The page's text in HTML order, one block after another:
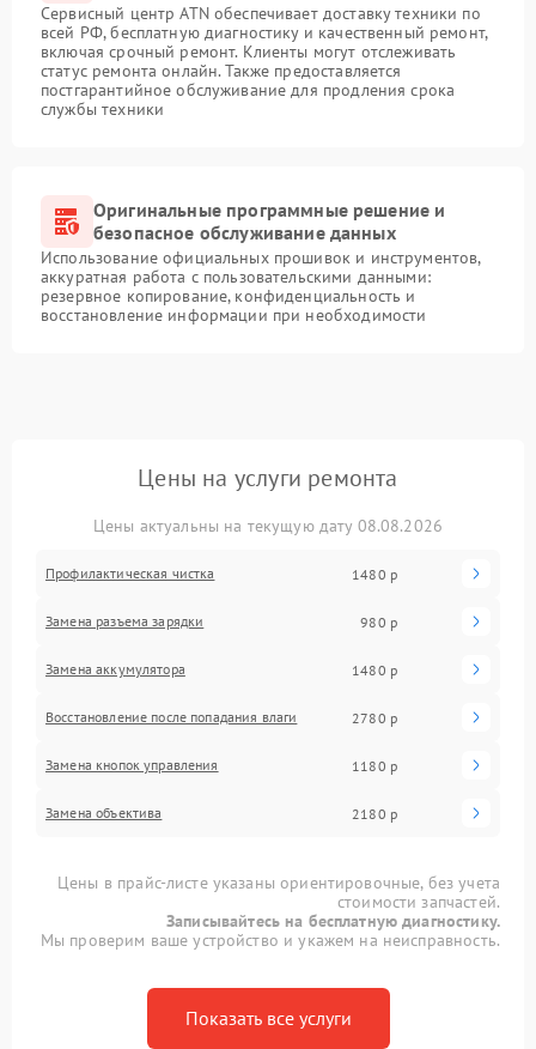
Сервисный центр ATN обеспечивает доставку техники по
всей РФ, бесплатную диагностику и качественный ремонт,
включая срочный ремонт. Клиенты могут отслеживать
статус ремонта онлайн. Также предоставляется
постгарантийное обслуживание для продления срока
службы техники
Оригинальные программные решение и
безопасное обслуживание данных
Использование официальных прошивок и инструментов,
аккуратная работа с пользовательскими данными:
резервное копирование, конфиденциальность и
восстановление информации при необходимости
Цены на услуги ремонта
Цены актуальны на текущую дату 08.08.2026
Профилактическая чистка 1480 р
Замена разъема зарядки 980 р
Замена аккумулятора 1480 р
Восстановление после попадания влаги 2780 р
Замена кнопок управления 1180 р
Замена объектива 2180 р
Цены в прайс-листе указаны ориентировочные, без учета
стоимости запчастей.
Записывайтесь на бесплатную диагностику.
Мы проверим ваше устройство и укажем на неисправность.
Показать все услуги